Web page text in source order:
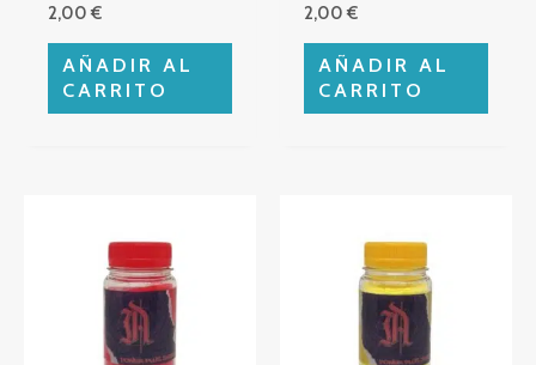
2,00€
AÑADIR AL
CARRITO
2,00€
AÑADIR AL
CARRITO